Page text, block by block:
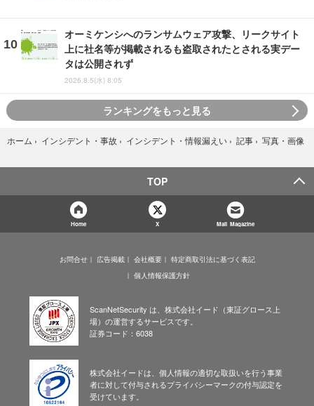
オーミケンシへのランサムウェア攻撃、リークサイト
上に社名等が掲載されるも盗取されたとされる実デー
タは公開されず
2026.8.5(水) 8:05
ランキングをもっと見る
ホーム › インシデント・事故 › インシデント・情報漏えい › 記事 › 写真・画像
TOP
Home X Mail Magazine
お問合せ 広告掲載 会社概要
特定商取引法に基づく表記
個人情報保護方針
ScanNetSecurity は、株式会社イード（東証グロース上
場）の運営するサービスです。
証券コード：6038
株式会社イードは、個人情報の適切な取扱いを行う事業
者に対して付与されるプライバシーマークの付与認定を
受けています。